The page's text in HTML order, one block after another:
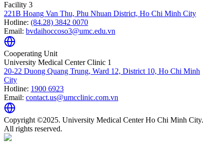
Facility 3
221B Hoang Van Thu, Phu Nhuan District, Ho Chi Minh City
Hotline: (84.28) 3842 0070
Email: bvdaihoccoso3@umc.edu.vn
Cooperating Unit
University Medical Center Clinic 1
20-22 Duong Quang Trung, Ward 12, District 10, Ho Chi Minh
City
Hotline: 1900 6923
Email: contact.us@umcclinic.com.vn
Copyright ©2025. University Medical Center Ho Chi Minh City.
All rights reserved.